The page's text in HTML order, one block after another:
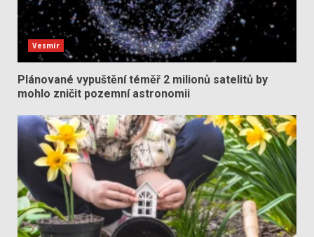
Vesmír
Plánované vypuštění téměř 2 milionů satelitů by
mohlo zničit pozemní astronomii